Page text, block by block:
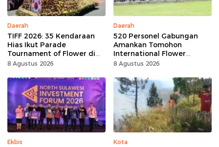
Daerah
TIFF 2026: 35 Kendaraan
Hias Ikut Parade
Tournament of Flower di
Tomohon
8 Agustus 2026
Daerah
520 Personel Gabungan
Amankan Tomohon
International Flower
Festival
8 Agustus 2026
Ekbis Kota